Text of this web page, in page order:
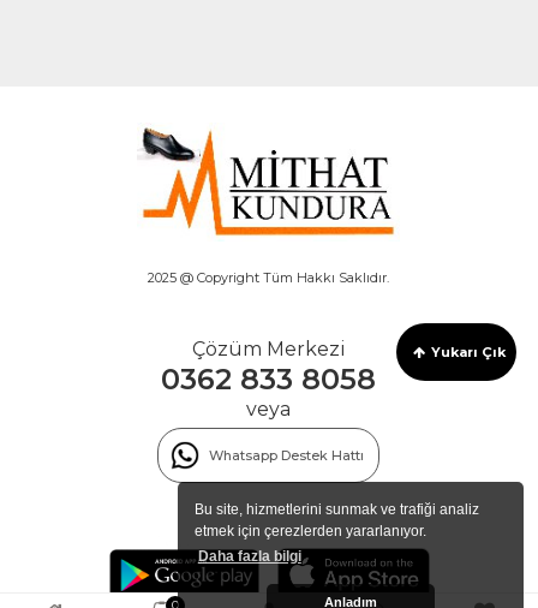
Bu site, hizmetlerini sunmak ve trafiği analiz
etmek için çerezlerden yararlanıyor.
Daha fazla bilgi
Anladım
Yukarı Çık
2025 @ Copyright Tüm Hakkı Saklıdır.
Çözüm Merkezi
0362 833 8058
veya
Whatsapp Destek Hattı